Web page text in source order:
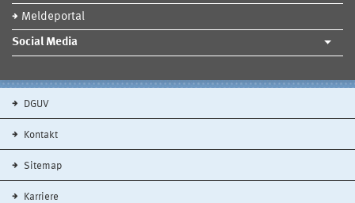
Meldeportal
Social Media
DGUV
Kontakt
Sitemap
Karriere